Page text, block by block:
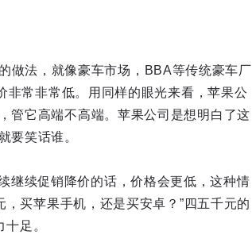
做法，就像豪车市场，BBA等传统豪车厂
非常非常低。用同样的眼光来看，苹果公
管它高端不高端。苹果公司是想明白了这
要笑话谁。
继续促销降价的话，价格会更低，这种情
买苹果手机，还是买安卓？”四五千元的
足。